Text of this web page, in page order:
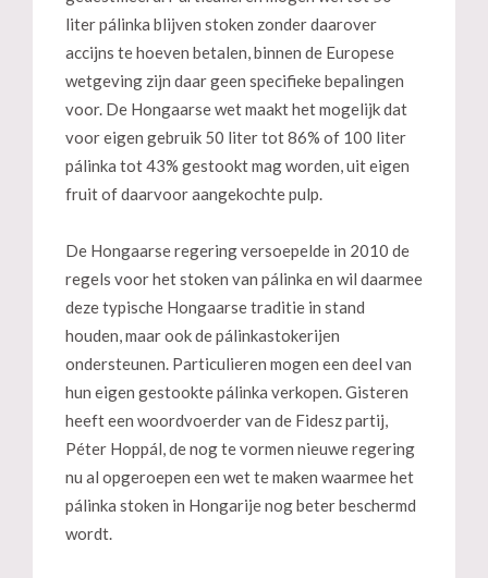
liter pálinka blijven stoken zonder daarover
accijns te hoeven betalen, binnen de Europese
wetgeving zijn daar geen specifieke bepalingen
voor. De Hongaarse wet maakt het mogelijk dat
voor eigen gebruik 50 liter tot 86% of 100 liter
pálinka tot 43% gestookt mag worden, uit eigen
fruit of daarvoor aangekochte pulp.
De Hongaarse regering versoepelde in 2010 de
regels voor het stoken van pálinka en wil daarmee
deze typische Hongaarse traditie in stand
houden, maar ook de pálinkastokerijen
ondersteunen. Particulieren mogen een deel van
hun eigen gestookte pálinka verkopen. Gisteren
heeft een woordvoerder van de Fidesz partij,
Péter Hoppál, de nog te vormen nieuwe regering
nu al opgeroepen een wet te maken waarmee het
pálinka stoken in Hongarije nog beter beschermd
wordt.